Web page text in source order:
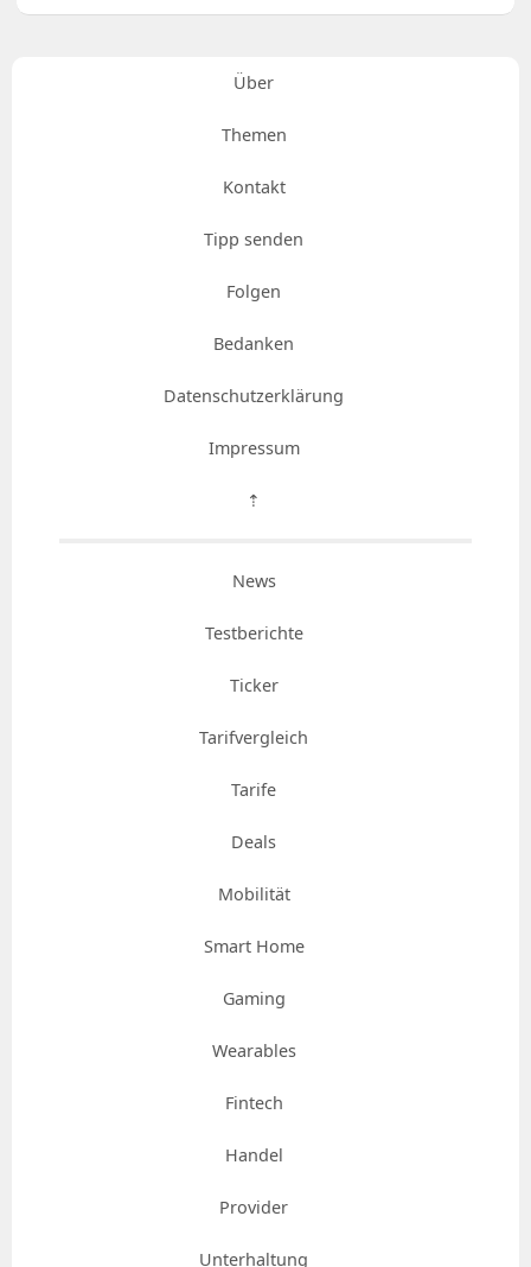
Über
Themen
Kontakt
Tipp senden
Folgen
Bedanken
Datenschutzerklärung
Impressum
⇡
News
Testberichte
Ticker
Tarifvergleich
Tarife
Deals
Mobilität
Smart Home
Gaming
Wearables
Fintech
Handel
Provider
Unterhaltung